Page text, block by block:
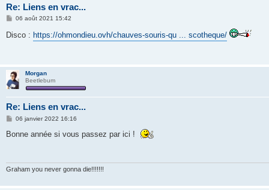
Re: Liens en vrac...
M
s
s
06 août 2021 15:42
Disco : https://ohmondieu.ovh/chauves-souris-qu ... scotheque/
Morgan
Beetlebum
Re: Liens en vrac...
M
s
06 janvier 2022 16:16
Bonne année si vous passez par ici !
Graham you never gonna die!!!!!!!